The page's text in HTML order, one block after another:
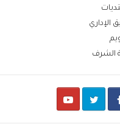
الإداري
الشرف
Facebook
Twitter